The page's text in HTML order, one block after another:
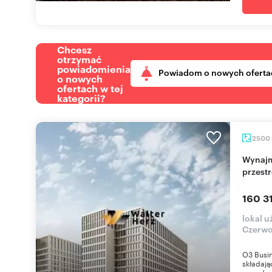
Chcesz
otrzymać
powiadomienia
o nowych
ofertach w tej
kategorii?
Powiadom o nowych
2500
Wynajmę nowoczesny biurowiec klasy A z
160
lokal
O3